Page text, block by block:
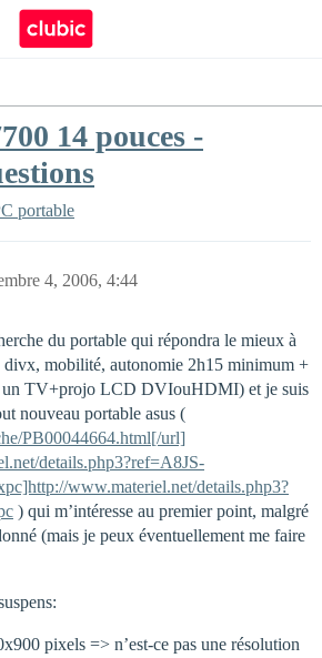
14 pouces -
portable
4, 2006, 4:44
du portable qui répondra le mieux à
divx, mobilité, autonomie 2h15 minimum +
un TV+projo LCD DVIouHDMI) et je suis
nouveau portable asus (
PB00044664.html[/url]
details.php3?ref=A8JS-
www.materiel.net/details.php3?
) qui m’intéresse au premier point, malgré
(mais je peux éventuellement me faire
pixels => n’est-ce pas une résolution